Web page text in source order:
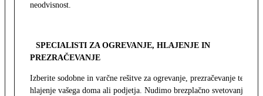
neodvisnost.
SPECIALISTI ZA OGREVANJE, HLAJENJE IN
PREZRAČEVANJE
Izberite sodobne in varčne rešitve za ogrevanje, prezračevanje ter
hlajenje vašega doma ali podjetja. Nudimo brezplačno svetovanje